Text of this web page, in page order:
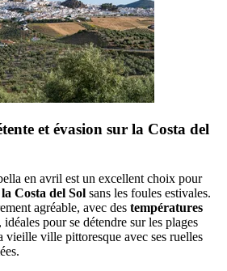
et évasion sur la Costa del
en avril est un excellent choix pour
Costa del Sol sans les foules estivales.
agréable, avec des températures
idéales pour se détendre sur les plages
vieille ville pittoresque avec ses ruelles